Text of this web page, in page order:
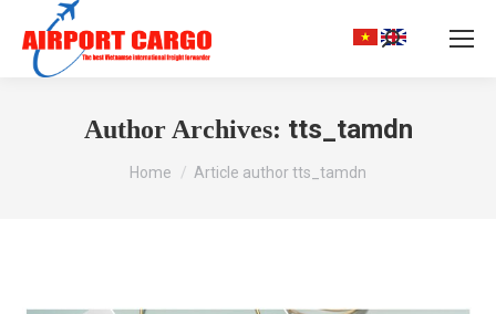
Search:
Author Archives: tts_tamdn
You are here:
Home Article author tts_tamdn